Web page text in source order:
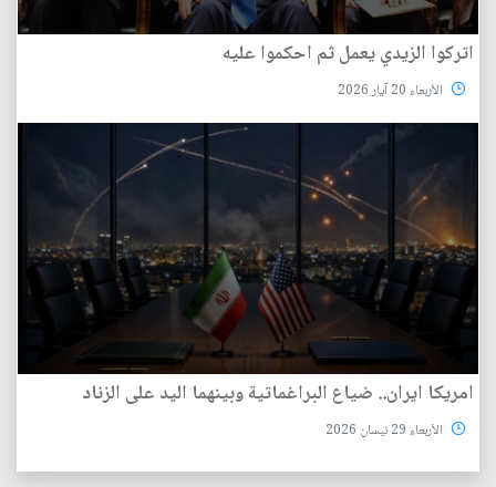
اتركوا الزيدي يعمل ثم احكموا عليه
الأربعاء 20 آيار 2026
امريكا ايران.. ضياع البراغماتية وبينهما اليد على الزناد
الأربعاء 29 نيسان 2026